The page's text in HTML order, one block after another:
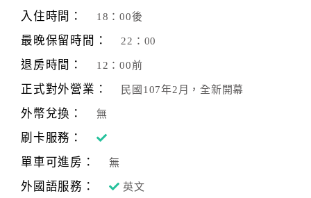
滿
度
訂
單
理
會
入住時間： 18：00後
最晚保留時間： 22：00
退房時間： 12：00前
正式對外營業： 民國107年2月，全新開幕
外幣兌換： 無
刷卡服務：
單車可進房：
無
外國語服務： 英文